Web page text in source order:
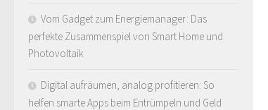
Vom Gadget zum Energiemanager: Das
perfekte Zusammenspiel von Smart Home und
Photovoltaik
Digital aufräumen, analog profitieren: So
helfen smarte Apps beim Entrümpeln und Geld